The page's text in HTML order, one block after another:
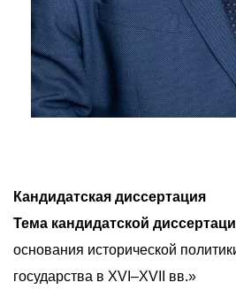
Кандидатская диссертация
Тема кандидатской
основания исторической
государства в XVI–XVII вв.»